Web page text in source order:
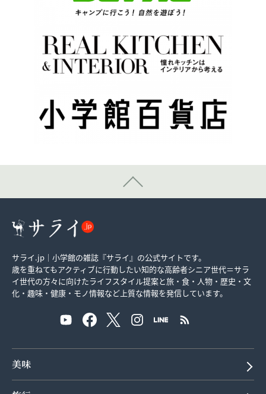
サライ.jp｜小学館の雑誌『サライ』の公式サイトです。
歳を重ねてもアクティブに行動したい知的な高齢者シニア世代＝サラ
イ世代の方々に向けたライフスタイル提案と旅・食・人物・歴史・文
化・趣味・健康・モノ情報など上質な情報を発信しています。
美味